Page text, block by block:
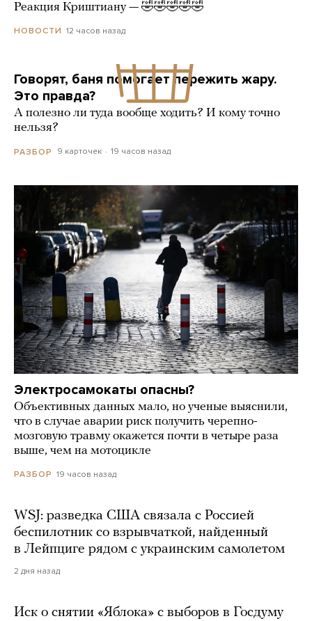
Реакция Криштиану — 🤣🤣🤣🤣🤣
НОВОСТИ 12 часов назад
Говорят, баня помогает пережить жару.
Это правда?
А полезно ли туда вообще ходить? И кому точно
нельзя?
РАЗБОР 9 карточек 19 часов назад
Электросамокаты опасны?
Объективных данных мало, но ученые выяснили,
что в случае аварии риск получить черепно-
мозговую травму окажется почти в четыре раза
выше, чем на мотоцикле
РАЗБОР 19 часов назад
WSJ: разведка США связала с Россией
беспилотник со взрывчаткой, найденный
в Лейпциге рядом с украинским самолетом
2 дня назад
Иск о снятии «Яблока» с выборов в Госдуму